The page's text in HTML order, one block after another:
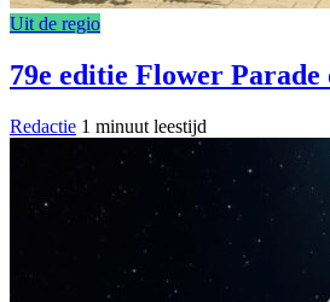
Uit de regio
79e editie Flower Parade
Redactie 1 minuut leestijd